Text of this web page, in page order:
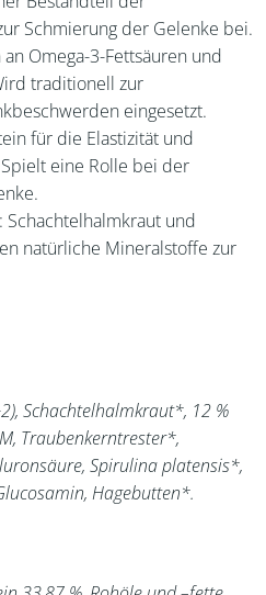
Schmierung der Gelenke bei.
Omega-3-Fettsäuren und
traditionell zur
eingesetzt.
für die Elastizität und
eine Rolle bei der
Schachtelhalmkraut und
natürliche Mineralstoffe zur
Schachtelhalmkraut*, 12 %
Traubenkerntrester*,
Spirulina platensis*,
Hagebutten*.